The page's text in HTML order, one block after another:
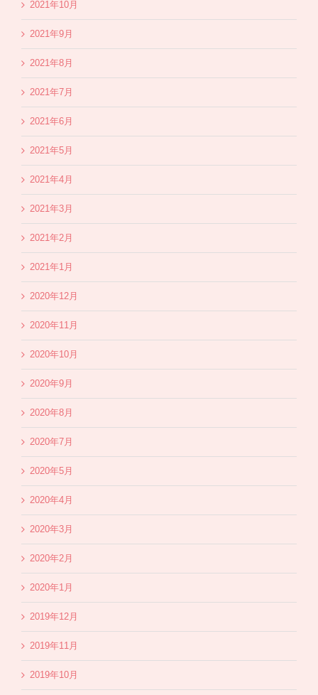
2021年10月
2021年9月
2021年8月
2021年7月
2021年6月
2021年5月
2021年4月
2021年3月
2021年2月
2021年1月
2020年12月
2020年11月
2020年10月
2020年9月
2020年8月
2020年7月
2020年5月
2020年4月
2020年3月
2020年2月
2020年1月
2019年12月
2019年11月
2019年10月